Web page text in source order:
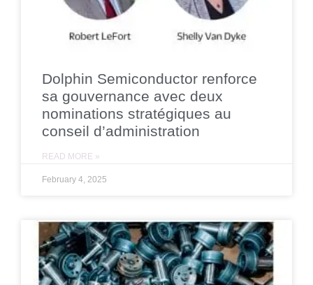
Dolphin Semiconductor renforce
sa gouvernance avec deux
nominations stratégiques au
conseil d’administration
READ MORE »
February 4, 2025